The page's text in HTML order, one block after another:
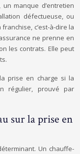
manque d’entretien
défectueuse, ou
c’est-à-dire la
ne prenne en
les contrats. Elle peut
prise en charge si la
régulier, prouvé par
sur la prise en
Un chauffe-